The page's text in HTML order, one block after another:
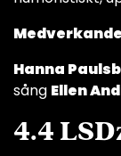
Hanna
sång Ellen
4.4